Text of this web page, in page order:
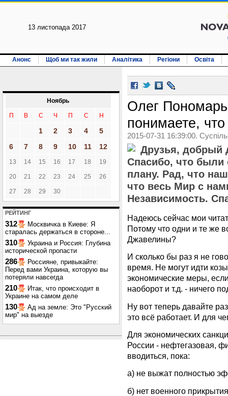
13 листопада 2017
Анонс Щоб ми так жили Аналітика Регіони Освіта
Ноябрь
П В С Ч П С Н
1 2 3 4
5
6
7 8 9 10 11 12
13 14 15 16 17 18 19
20 21 22 23 24 25 26
27 28 29 30
РЕЙТИНГ
312
Москвичка в Киеве: Я
старалась держаться в стороне...
310
Украина и Россия: Глубина
исторической пропасти
286
Россияне, привыкайте:
Перед вами Украина, которую вы
потеряли навсегда
210
Итак, что происходит в
Украине на самом деле
130
Ад на земле: Это "Русский
мир" на выезде
Олег
понимаете,
2015-07-31 16:39:00.
Друзья, добрый
Спасибо, что были
плану. Рад, что
что весь Мир с
Независимость.
Надеюсь сейчас мои
Потому что одни и те же
Джавелины?
И сколько бы раз я не
время. Не могут идти
экономические меры,
наоборот и т.д. - ничего
Ну вот теперь давайте
это всё работает. И для
Для экономических
России - нефтегазовая,
вводиться, пока:
а) не выжат полностью
б) нет военного